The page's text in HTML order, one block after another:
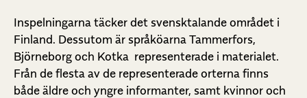
Inspelningarna täcker det svensktalande området i
Finland. Dessutom är språköarna Tammerfors,
Björneborg och Kotka representerade i materialet.
Från de flesta av de representerade orterna finns
både äldre och yngre informanter, samt kvinnor och